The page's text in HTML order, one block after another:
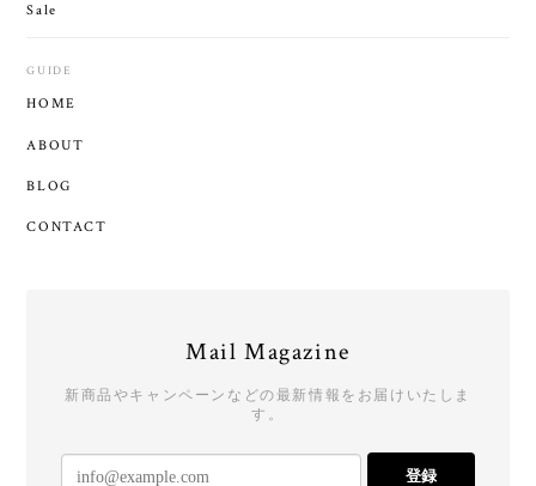
Sale
GUIDE
HOME
ABOUT
BLOG
CONTACT
Mail Magazine
新商品やキャンペーンなどの最新情報をお届けいたしま
す。
登録